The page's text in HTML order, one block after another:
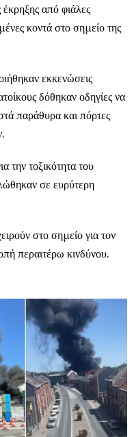
από φιάλες
κοντά στο σημείο της
εκκενώσεις
δόθηκαν οδηγίες να
παράθυρα και πόρτες
την τοξικότητα του
σε ευρύτερη
στο σημείο για τον
περαιτέρω κινδύνου.